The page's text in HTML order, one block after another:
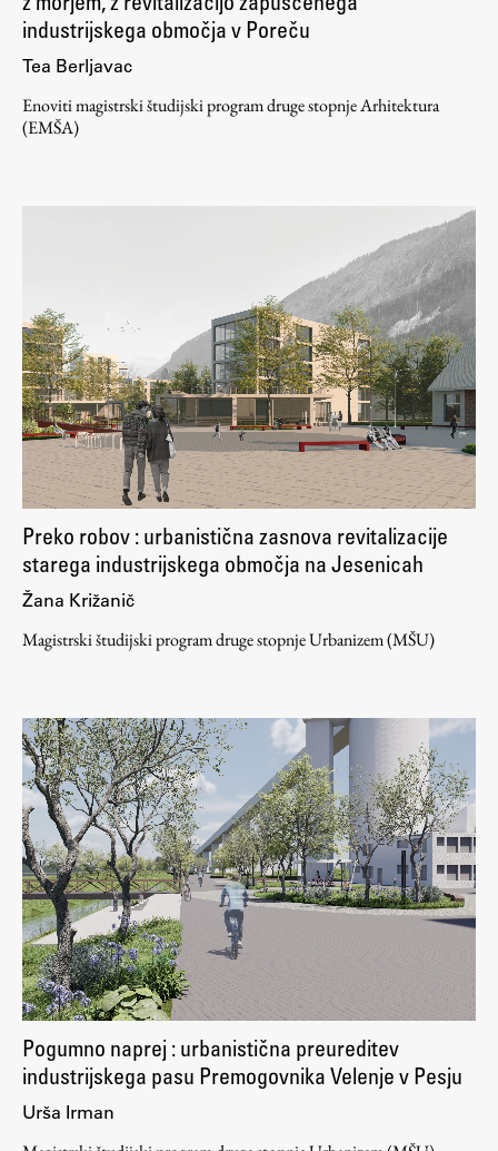
AR – Arhitektura, raziskovanje
Igra ustvarjalnosti
z morjem, z revitalizacijo zapuščenega
industrijskega območja v Poreču
Tea Berljavac
Enoviti magistrski študijski program druge stopnje Arhitektura
(EMŠA)
Preko robov : urbanistična zasnova revitalizacije
starega industrijskega območja na Jesenicah
Žana Križanič
Magistrski študijski program druge stopnje Urbanizem (MŠU)
Pogumno naprej : urbanistična preureditev
industrijskega pasu Premogovnika Velenje v Pesju
Urša Irman